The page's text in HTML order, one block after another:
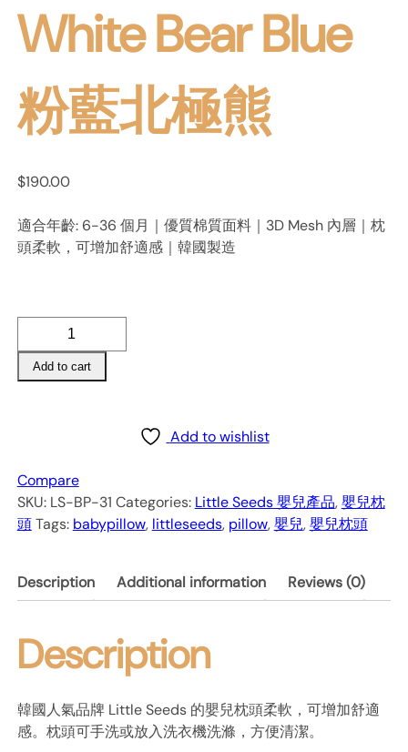
White Bear Blue
粉藍北極熊
$190.00
適合年齡: 6-36 個月｜優質棉質面料｜3D Mesh 內層｜枕
頭柔軟，可增加舒適感｜韓國製造
兒
Blue
粉
藍
熊
Add to cart
Add to wishlist
Compare
SKU: LS-BP-31 Categories: Little Seeds 嬰兒產品,嬰兒枕
頭 Tags: babypillow, littleseeds, pillow,嬰兒,嬰兒枕頭
Description Additional information Reviews (0)
Description
韓國人氣品牌 Little Seeds 的嬰兒枕頭柔軟，可增加舒適
感。枕頭可手洗或放入洗衣機洗滌，方便清潔。